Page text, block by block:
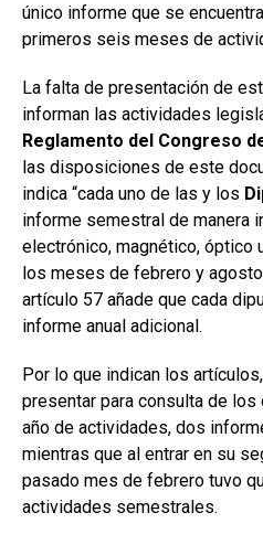
único informe que se
primeros seis meses de
La falta de presentación de
informan las actividades
Reglamento del Congreso
las disposiciones de este
indica “cada uno de las y los
informe semestral de manera
electrónico, magnético, óptico
los meses de febrero y agosto
artículo 57 añade que cada
informe anual adicional.
Por lo que indican los
presentar para consulta de
año de actividades, dos
mientras que al entrar en su
pasado mes de febrero tuvo
actividades semestrales.